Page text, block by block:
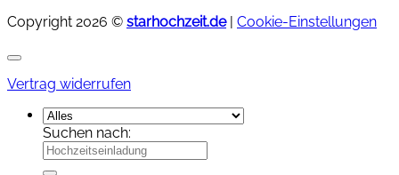
Copyright 2026 © starhochzeit.de| Cookie-Einstellungen
Vertrag widerrufen
Suchen nach: